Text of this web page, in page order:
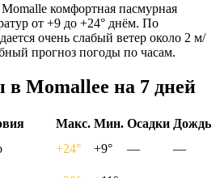
комфортная пасмурная
от +9 до +24° днём. По
очень слабый ветер около 2 м/
прогноз погоды по часам.
в Momalleе на 7 дней
Макс. Мин. Осадки Дождь
+24° +9° —
—